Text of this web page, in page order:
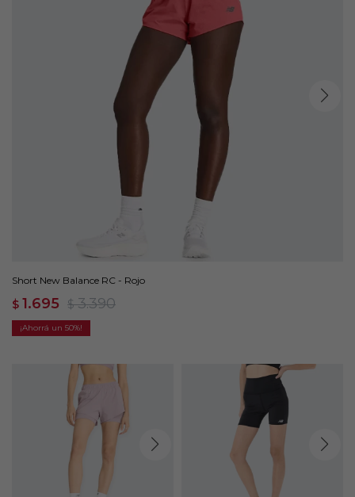
Short New Balance RC - Rojo
$ 1.695 $ 3.390
50